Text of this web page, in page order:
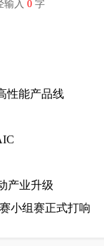
入 0 字
性能产品线
产业升级
小组赛正式打响